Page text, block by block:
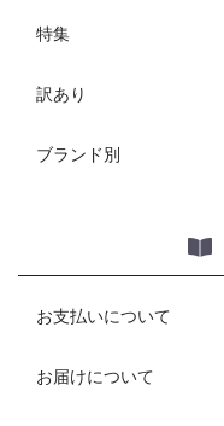
特集
訳あり
ブランド別
お支払いについて
お届けについて